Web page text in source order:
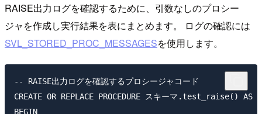
RAISE出力ログを確認するために、引数なしのプロシー
ジャを作成し実行結果を表にまとめます。 ログの確認には
SVL_STORED_PROC_MESSAGESを使用します。
-- RAISE出力ログを確認するプロシージャコード
CREATE OR REPLACE PROCEDURE スキーマ.test_raise() AS
BEGIN